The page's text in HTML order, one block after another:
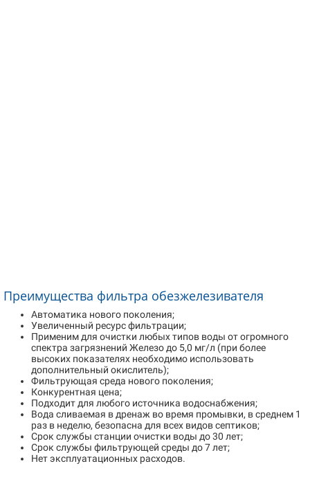
Преимущества фильтра обезжелезивателя
Автоматика нового поколения;
Увеличенный ресурс фильтрации;
Применим для очистки любых типов воды от огромного
спектра загрязнений Железо до 5,0 мг/л (при более
высоких показателях необходимо использовать
дополнительный окислитель);
Фильтрующая среда нового поколения;
Конкурентная цена;
Подходит для любого источника водоснабжения;
Вода сливаемая в дренаж во время промывки, в среднем 1
раз в неделю, безопасна для всех видов септиков;
Срок службы станции очистки воды до 30 лет;
Срок службы фильтрующей среды до 7 лет;
Нет эксплуатационных расходов.